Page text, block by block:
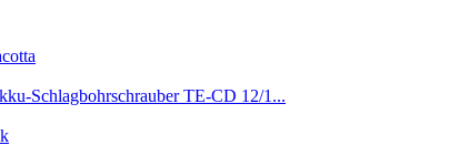
Schlagbohrschrauber TE-CD 12/1...